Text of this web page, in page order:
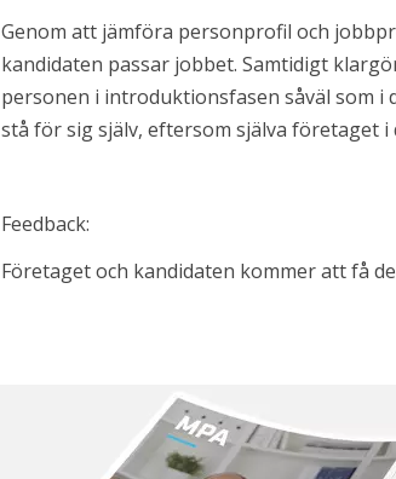
Genom att jämföra personprofil och
kandidaten passar jobbet. Samtidigt
personen i introduktionsfasen såväl som
stå för sig själv, eftersom själva företaget
Feedback:
Företaget och kandidaten kommer att få